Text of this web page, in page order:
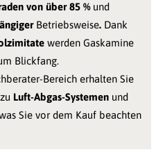
von über 85 % und
Betriebsweise. Dank
werden Gaskamine
Blickfang.
Bereich erhalten Sie
Luft-Abgas-Systemen und
Sie vor dem Kauf beachten